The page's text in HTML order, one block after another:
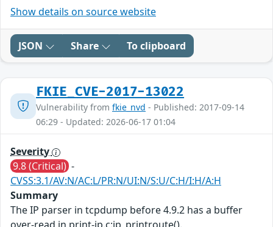
Show details on source website
JSON Share To clipboard
FKIE_CVE-2017-13022
Vulnerability from fkie_nvd - Published: 2017-09-14
06:29 - Updated: 2026-06-17 01:04
Severity
9.8 (Critical) -
CVSS:3.1/AV:N/AC:L/PR:N/UI:N/S:U/C:H/I:H/A:H
Summary
The IP parser in tcpdump before 4.9.2 has a buffer